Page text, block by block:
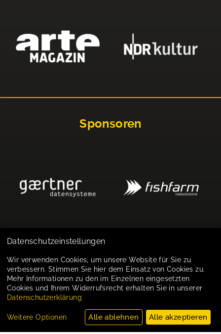
Sponsoren
Impressum
Datenschutz
Cookie-Einstellungen
Datenschutzeinstellungen
Wir verwenden Cookies, um unsere Website für Sie zu
verbessern. Stimmen Sie hier dem Einsatz von Cookies zu.
Mehr Informationen zu den im Einzelnen eingesetzten
Cookies und Ihrem Widerrufsrecht erhalten Sie in unserer
Datenschutzerklärung
Weitere Optionen Alle ablehnen Alle akzeptieren